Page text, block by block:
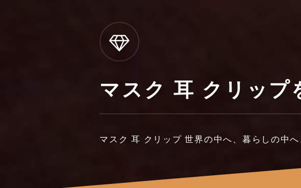
マスク 耳 クリップ
マスク 耳 クリップ 世界の中へ、暮らしの中